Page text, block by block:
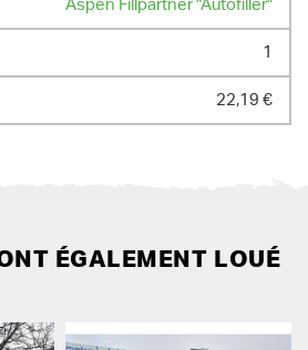
Aspen Fillpartner "Autofiller"
1
22,19 €
ÉGALEMENT LOUÉ